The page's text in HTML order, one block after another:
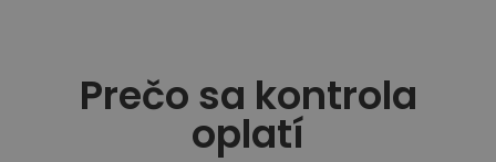
Prečo sa kontrola
oplatí